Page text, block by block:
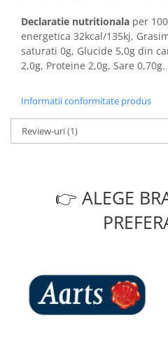
Declaratie nutritionala per
energetica 32kcal/135kj,
saturati 0g, Glucide 5,0g din
2,0g, Proteine 2,0g, Sare 0,70g.
Informatii conformitate produs
Review-uri(1)
👉 ALEGE